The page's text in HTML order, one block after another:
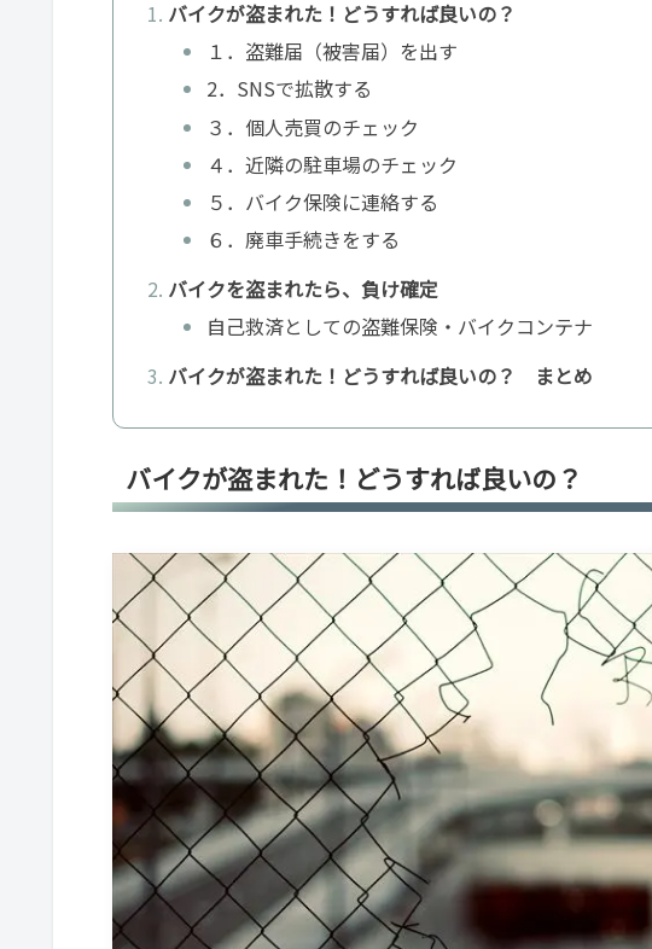
バイクが盗まれた！どうすれば良いの？
１．盗難届（被害届）を出す
2．SNSで拡散する
３．個人売買のチェック
４．近隣の駐車場のチェック
５．バイク保険に連絡する
６．廃車手続きをする
バイクを盗まれたら、負け確定
自己救済としての盗難保険・バイクコンテナ
バイクが盗まれた！どうすれば良いの？ まとめ
バイクが盗まれた！どうすれば良いの？